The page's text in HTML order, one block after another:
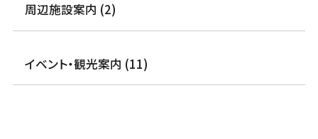
周辺施設案内 (2)
イベント・観光案内 (11)